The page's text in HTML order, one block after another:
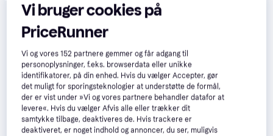
Vi bruger cookies på
PriceRunner
Vi og vores152 partnere gemmer og får adgang til
personoplysninger, f.eks. browserdata eller unikke
identifikatorer, på din enhed. Hvis du vælger Accepter, gør
det muligt for sporingsteknologier at understøtte de formål,
der er vist under »Vi og vores partnere behandler datafor at
levere«. Hvis du vælger Afvis alle eller trækker dit
samtykke tilbage, deaktiveres de. Hvis trackere er
deaktiveret, er noget indhold og annoncer, du ser, muligvis